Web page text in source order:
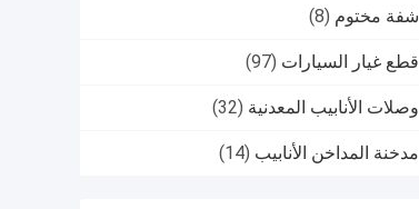
شفة مختوم (8)
قطع غيار السيارات (97)
وصلات الأنابيب المعدنية (32)
مدخنة المداخن الأنابيب (14)